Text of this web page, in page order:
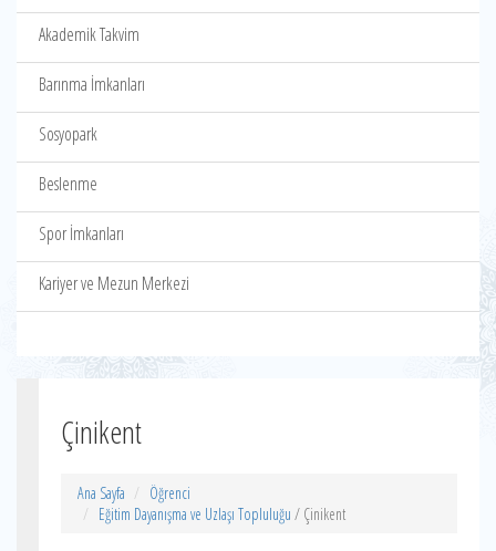
Akademik Takvim
Barınma İmkanları
Sosyopark
Beslenme
Spor İmkanları
Kariyer ve Mezun Merkezi
Çinikent
Ana Sayfa
Öğrenci
Eğitim Dayanışma ve Uzlaşı Topluluğu / Çinikent